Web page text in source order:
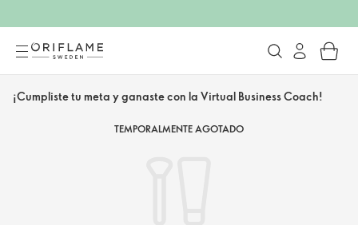
¡Cumpliste tu meta y ganaste con la Virtual Business Coach!​
TEMPORALMENTE AGOTADO